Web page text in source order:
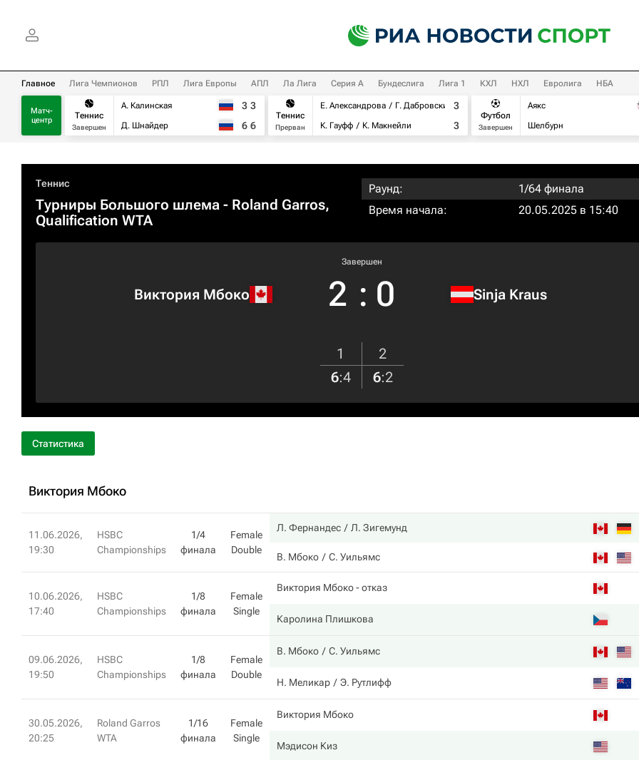
Главное Лига Чемпионов РПЛ Лига Европы АПЛ Ла Лига Серия А Бундеслига Лига 1 КХЛ НХЛ Евролига НБА
Матч-
центр
Теннис
Завершен
А. Калинская
Д. Шнайдер
3 3
6 6
Теннис
Прерван
Е. Александрова
Г. Дабровски
К. Гауфф
К. Макнейли
3
3
Футбол
Завершен
Аякс
Шелбурн
Теннис
Турниры Большого шлема - Roland Garros,
Qualification WTA
Раунд:
1/64 финала
Время начала:
20.05.2025 в 15:40
Виктория Мбоко
Завершен
2 : 0 Sinja Kraus
1
2
6:4 6:2
Статистика
Виктория Мбоко
11.06.2026,
19:30
HSBC
Championships
1/4
финала
Female
Double
Л. Фернандес Л. Зигемунд
В. Мбоко С. Уильямс
10.06.2026,
17:40
HSBC
Championships
1/8
финала
Female
Single
Виктория Мбоко- отказ
Каролина Плишкова
09.06.2026,
19:50
HSBC
Championships
1/8
финала
Female
Double
В. Мбоко С. Уильямс
Н. Меликар Э. Рутлифф
30.05.2026,
20:25
Roland Garros
WTA
1/16
финала
Female
Single
Виктория Мбоко
Мэдисон Киз